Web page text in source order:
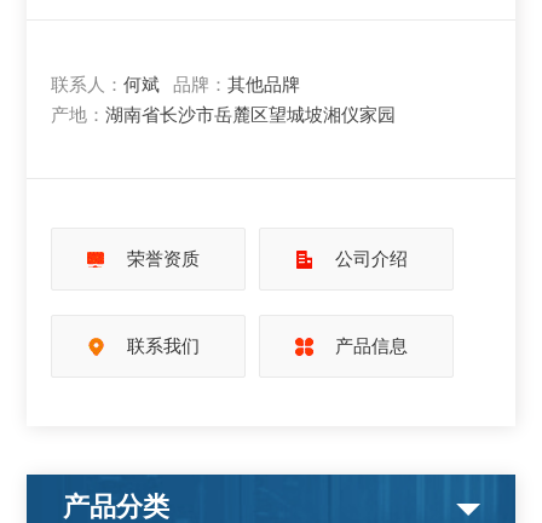
联系人：何斌 品牌：其他品牌
产地：湖南省长沙市岳麓区望城坡湘仪家园
荣誉资质 公司介绍
联系我们 产品信息
产品分类